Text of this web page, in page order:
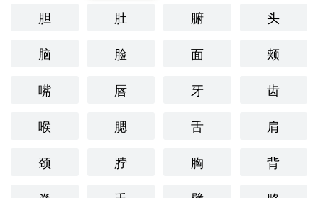
胆
肚 腑
头
脑
脸 面
颊
嘴
唇 牙
齿
喉
腮 舌
肩
颈
脖 胸
背